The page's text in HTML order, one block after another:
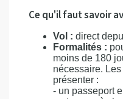
Ce qu'il faut savoir
Vol : direct
Formalités :
moins de 180
nécessaire.
présenter :
- un passeport